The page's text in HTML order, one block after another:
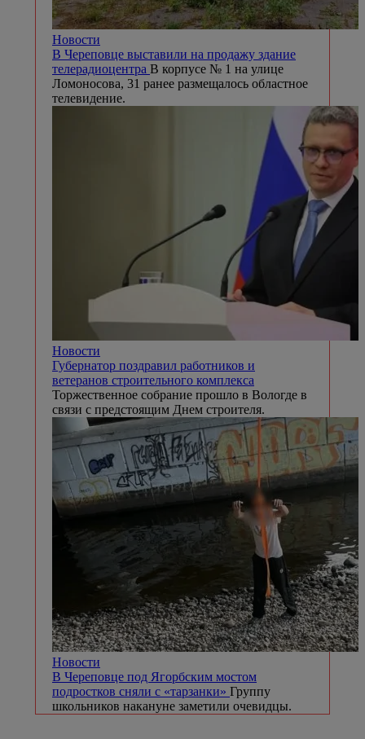
Новости
В Череповце выставили на продажу здание
телерадиоцентра В корпусе № 1 на улице
Ломоносова, 31 ранее размещалось областное
телевидение.
Новости
Губернатор поздравил работников и
ветеранов строительного комплекса
Торжественное собрание прошло в Вологде в
связи с предстоящим Днем строителя.
Новости
В Череповце под Ягорбским мостом
подростков сняли с «тарзанки» Группу
школьников накануне заметили очевидцы.